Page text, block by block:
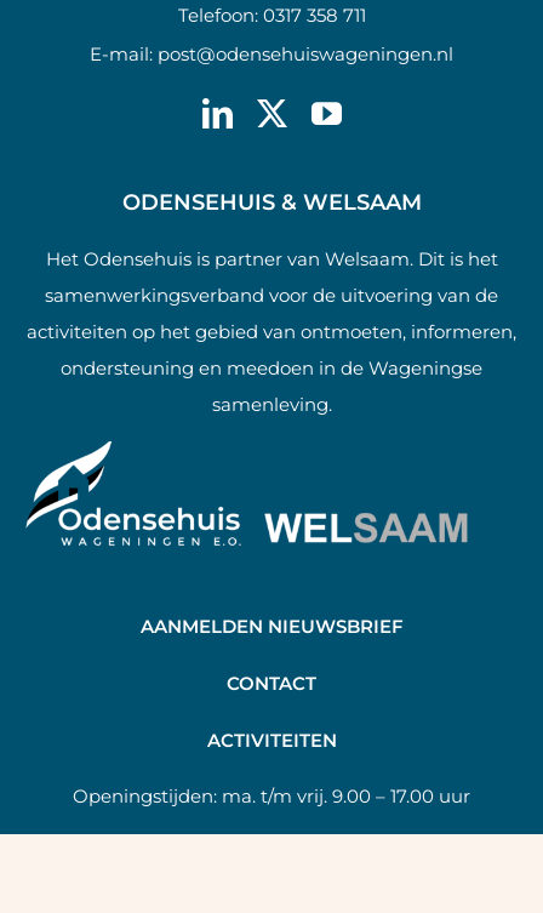
Telefoon: 0317 358 711
E-mail: post@odensehuiswageningen.nl
ODENSEHUIS & WELSAAM
Het Odensehuis is partner van Welsaam. Dit is het
samenwerkingsverband voor de uitvoering van de
activiteiten op het gebied van ontmoeten, informeren,
ondersteuning en meedoen in de Wageningse
samenleving.
AANMELDEN NIEUWSBRIEF
CONTACT
ACTIVITEITEN
Openingstijden: ma. t/m vrij. 9.00 – 17.00 uur